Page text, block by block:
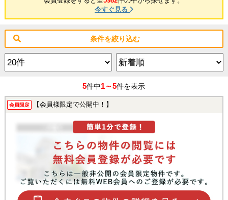
今すぐ見る
条件を絞り込む
5件中1～5件を表示
会員限定 【会員様限定で公開中！】